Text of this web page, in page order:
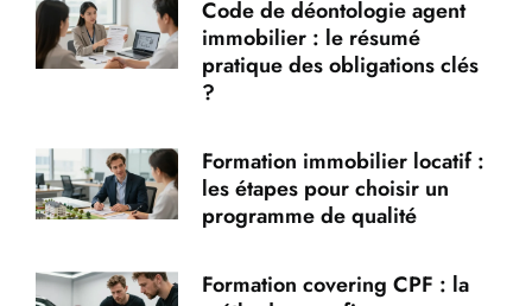
Code de déontologie agent
immobilier : le résumé
pratique des obligations clés
?
Formation immobilier locatif :
les étapes pour choisir un
programme de qualité
Formation covering CPF : la